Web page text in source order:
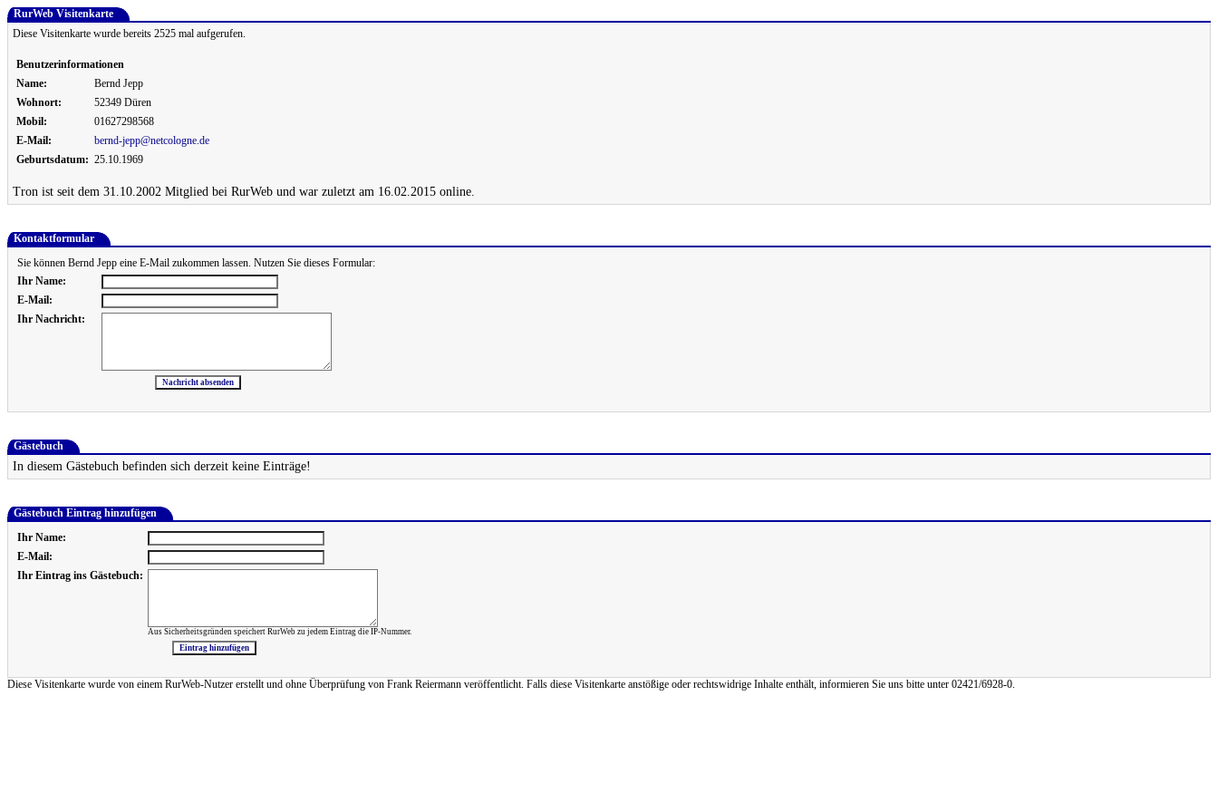
RurWeb Visitenkarte
Diese Visitenkarte wurde bereits 2525 mal aufgerufen.
Benutzerinformationen
Name:
Bernd Jepp
Wohnort:
52349 Düren
Mobil:
01627298568
E-Mail:
bernd-jepp@netcologne.de
Geburtsdatum: 25.10.1969
Tron ist seit dem 31.10.2002 Mitglied bei RurWeb und war zuletzt am 16.02.2015 online.
Kontaktformular
Sie können Bernd Jepp eine E-Mail zukommen lassen. Nutzen Sie dieses Formular:
Ihr Name:
E-Mail:
Ihr Nachricht:
Gästebuch
In diesem Gästebuch befinden sich derzeit keine Einträge!
Gästebuch Eintrag hinzufügen
Ihr Name:
E-Mail:
Ihr Eintrag ins Gästebuch:
Aus Sicherheitsgründen speichert RurWeb zu jedem Eintrag die IP-Nummer.
Diese Visitenkarte wurde von einem RurWeb-Nutzer erstellt und ohne Überprüfung von Frank Reiermann veröffentlicht. Falls diese Visitenkarte anstößige oder rechtswidrige Inhalte enthält, informieren Sie uns bitte unter 02421/6928-0.